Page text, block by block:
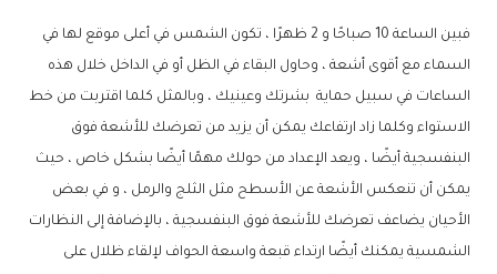
فبين الساعة 10 صباحًا و 2 ظهرًا ، تكون الشمس في أعلى موقع لها في
السماء مع أقوى أشعة ، وحاول البقاء في الظل أو في الداخل خلال هذه
الساعات في سبيل حماية بشرتك وعينيك ، وبالمثل كلما اقتربت من خط
الاستواء وكلما زاد ارتفاعك يمكن أن يزيد من تعرضك للأشعة فوق
البنفسجية أيضًا ، ويعد الإعداد من حولك مهمًا أيضًا بشكل خاص ، حيث
يمكن أن تنعكس الأشعة عن الأسطح مثل الثلج والرمل ، و في بعض
الأحيان يضاعف تعرضك للأشعة فوق البنفسجية ، بالإضافة إلى النظارات
الشمسية يمكنك أيضًا ارتداء قبعة واسعة الحواف لإلقاء ظلال على